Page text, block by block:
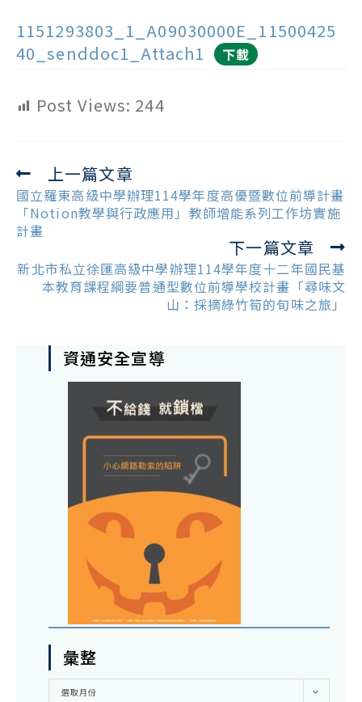
1151293803_1_A09030000E_11500425
40_senddoc1_Attach1
下載
Post Views: 244
Read
more
articles
上一篇文章
國立羅東高級中學辦理114學年度高優暨數位前導計畫
「Notion教學與行政應用」教師增能系列工作坊實施
計畫
下一篇文章
新北市私立徐匯高級中學辦理114學年度十二年國民基
本教育課程綱要普通型數位前導學校計畫「尋味文
山：採摘綠竹筍的旬味之旅」
資通安全宣導
彙整
彙
選取月份